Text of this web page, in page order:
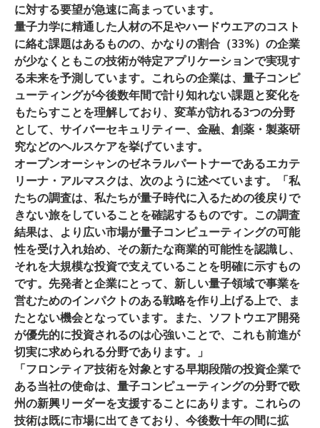
に対する要望が急速に高まっています。
量子力学に精通した人材の不足やハードウエアのコスト
に絡む課題はあるものの、かなりの割合（33%）の企業
が少なくともこの技術が特定アプリケーションで実現す
る未来を予測しています。これらの企業は、量子コンピ
ューティングが今後数年間で計り知れない課題と変化を
もたらすことを理解しており、変革が訪れる3つの分野
として、サイバーセキュリティー、金融、創薬・製薬研
究などのヘルスケアを挙げています。
オープンオーシャンのゼネラルパートナーであるエカテ
リーナ・アルマスクは、次のように述べています。「私
たちの調査は、私たちが量子時代に入るための後戻りで
きない旅をしていることを確認するものです。この調査
結果は、より広い市場が量子コンピューティングの可能
性を受け入れ始め、その新たな商業的可能性を認識し、
それを大規模な投資で支えていることを明確に示すもの
です。先発者と企業にとって、新しい量子領域で事業を
営むためのインパクトのある戦略を作り上げる上で、ま
たとない機会となっています。また、ソフトウエア開発
が優先的に投資されるのは心強いことで、これも前進が
切実に求められる分野であります。」
「フロンティア技術を対象とする早期段階の投資企業で
ある当社の使命は、量子コンピューティングの分野で欧
州の新興リーダーを支援することにあります。これらの
技術は既に市場に出てきており、今後数十年の間に拡